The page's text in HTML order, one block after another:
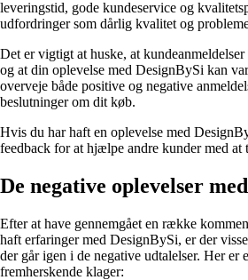
leveringstid, gode kundeservice og
udfordringer som dårlig kvalitet og
Det er vigtigt at huske, at
og at din oplevelse med DesignBySi kan
overveje både positive og negative
beslutninger om dit køb.
Hvis du har haft en oplevelse med
feedback for at hjælpe andre kunder med
De negative oplevelser
Efter at have gennemgået en række
haft erfaringer med DesignBySi, er der
der går igen i de negative udtalelser. Her er
fremherskende klager: